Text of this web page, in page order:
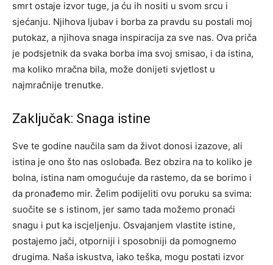
smrt ostaje izvor tuge, ja ću ih nositi u svom srcu i
sjećanju. Njihova ljubav i borba za pravdu su postali moj
putokaz, a njihova snaga inspiracija za sve nas. Ova priča
je podsjetnik da svaka borba ima svoj smisao, i da istina,
ma koliko mračna bila, može donijeti svjetlost u
najmračnije trenutke.
Zaključak: Snaga istine
Sve te godine naučila sam da život donosi izazove, ali
istina je ono što nas oslobađa. Bez obzira na to koliko je
bolna, istina nam omogućuje da rastemo, da se borimo i
da pronađemo mir. Želim podijeliti ovu poruku sa svima:
suočite se s istinom, jer samo tada možemo pronaći
snagu i put ka iscjeljenju. Osvajanjem vlastite istine,
postajemo jači, otporniji i sposobniji da pomognemo
drugima. Naša iskustva, iako teška, mogu postati izvor